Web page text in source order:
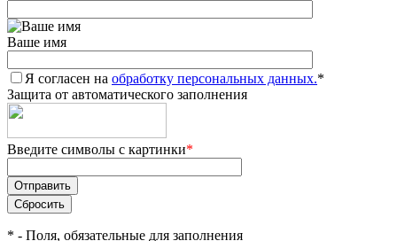
Ваше имя
Я согласен на обработку персональных данных.*
Защита от автоматического заполнения
Введите символы с картинки*
* - Поля, обязательные для заполнения